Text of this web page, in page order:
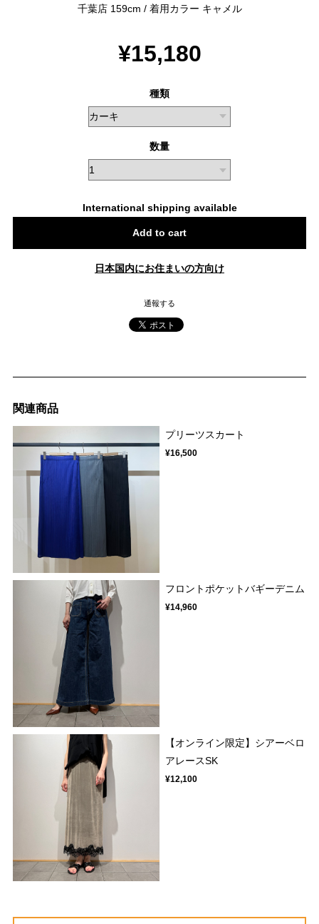
千葉店 159cm / 着用カラー キャメル
¥15,180
種類
数量
International shipping available
Add to cart
日本国内にお住まいの方向け
通報する
関連商品
プリーツスカート
¥16,500
フロントポケットバギーデニム
¥14,960
【オンライン限定】シアーベロ
アレースSK
¥12,100